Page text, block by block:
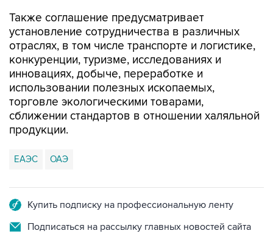
Также соглашение предусматривает
установление сотрудничества в различных
отраслях, в том числе транспорте и логистике,
конкуренции, туризме, исследованиях и
инновациях, добыче, переработке и
использовании полезных ископаемых,
торговле экологическими товарами,
сближении стандартов в отношении халяльной
продукции.
ЕАЭС ОАЭ
Купить подписку на профессиональную ленту
Подписаться на рассылку главных новостей сайта